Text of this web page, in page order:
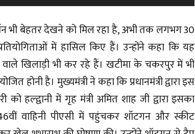
भी बेहतर देखने को मिल रहा है, अभी तक लगभग 30
में हासिल किए हैं। उन्होंने कहा कि यह
खिलाड़ी भी कर रहे हैं। खटीमा के चकरपुर में भी
होनी है। मुख्यमंत्री ने कहा कि प्रधानमंत्री द्वारा इस
हल्द्वानी में गृह मंत्री अमित शाह जी द्वारा इसका
वाहिनी पीएसी में पहुंचकर शॉटगन और स्कीट